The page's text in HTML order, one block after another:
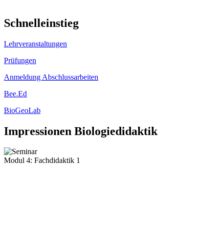
Schnelleinstieg
Lehrveranstaltungen
Prüfungen
Anmeldung Abschlussarbeiten
Bee.Ed
BioGeoLab
Impressionen Biologiedidaktik
Modul 4: Fachdidaktik 1